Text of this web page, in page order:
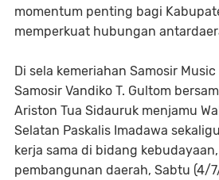
momentum penting bagi
memperkuat hubungan
Di sela kemeriahan Samosir
Samosir Vandiko T. Gultom
Ariston Tua Sidauruk menjamu
Selatan Paskalis Imadawa
kerja sama di bidang
pembangunan daerah, Sabtu (4/